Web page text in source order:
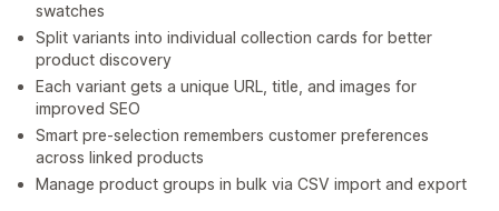
swatches
Split variants into individual collection cards for better
product discovery
Each variant gets a unique URL, title, and images for
improved SEO
Smart pre-selection remembers customer preferences
across linked products
Manage product groups in bulk via CSV import and export